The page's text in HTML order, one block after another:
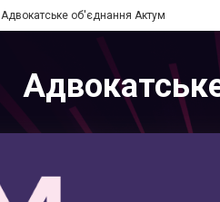
Адвокатське об'єднання Актум